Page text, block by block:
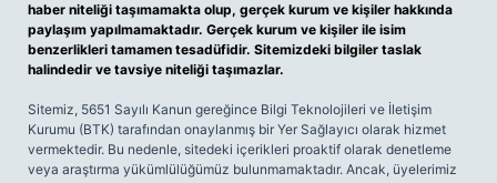
haber niteliği taşımamakta olup, gerçek kurum ve kişiler hakkında
paylaşım yapılmamaktadır. Gerçek kurum ve kişiler ile isim
benzerlikleri tamamen tesadüfidir. Sitemizdeki bilgiler taslak
halindedir ve tavsiye niteliği taşımazlar.
Sitemiz, 5651 Sayılı Kanun gereğince Bilgi Teknolojileri ve İletişim
Kurumu (BTK) tarafından onaylanmış bir Yer Sağlayıcı olarak hizmet
vermektedir. Bu nedenle, sitedeki içerikleri proaktif olarak denetleme
veya araştırma yükümlülüğümüz bulunmamaktadır. Ancak, üyelerimiz